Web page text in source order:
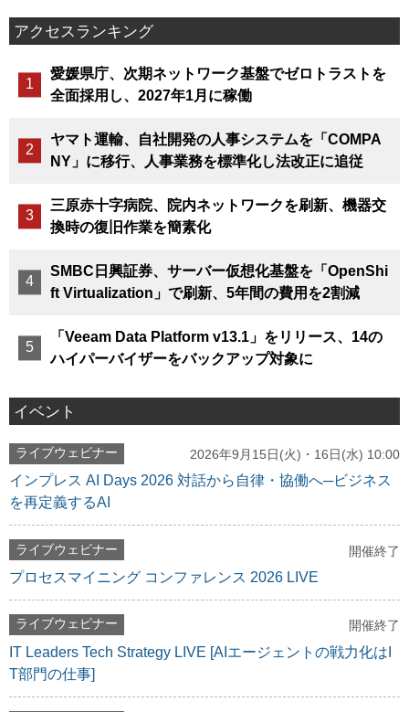
アクセスランキング
愛媛県庁、次期ネットワーク基盤でゼロトラストを
全面採用し、2027年1月に稼働
ヤマト運輸、自社開発の人事システムを「COMPA
NY」に移行、人事業務を標準化し法改正に追従
三原赤十字病院、院内ネットワークを刷新、機器交
換時の復旧作業を簡素化
SMBC日興証券、サーバー仮想化基盤を「OpenShi
ft Virtualization」で刷新、5年間の費用を2割減
「Veeam Data Platform v13.1」をリリース、14の
ハイパーバイザーをバックアップ対象に
イベント
ライブウェビナー 2026年9月15日(火)・16日(水) 10:00
インプレス AI Days 2026 対話から自律・協働へ─ビジネス
を再定義するAI
ライブウェビナー 開催終了
プロセスマイニング コンファレンス 2026 LIVE
ライブウェビナー 開催終了
IT Leaders Tech Strategy LIVE [AIエージェントの戦力化はI
T部門の仕事]